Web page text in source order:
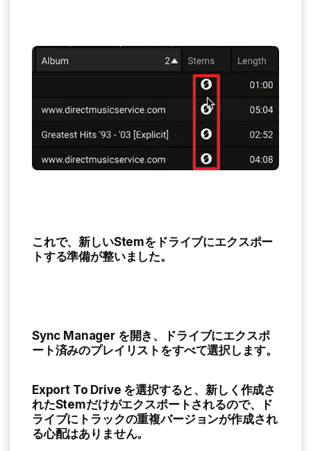
これで、新しいStemをドライブにエクスポー
トする準備が整いました。
Sync Manager を開き、ドライブにエクスポ
ート済みのプレイリストをすべて選択します。
Export To Drive を選択すると、新しく作成さ
れたStemだけがエクスポートされるので、ド
ライブにトラックの重複バージョンが作成され
る心配はありません。